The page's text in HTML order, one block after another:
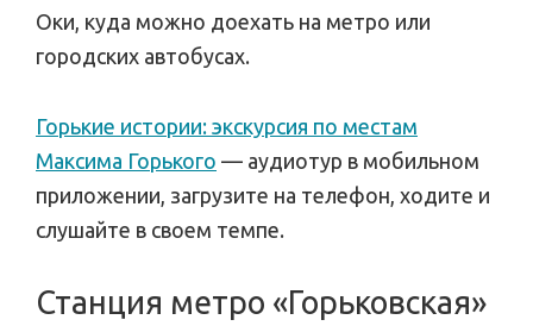
Оки, куда можно доехать на метро или
городских автобусах.
Горькие истории: экскурсия по местам
Максима Горького — аудиотур в мобильном
приложении, загрузите на телефон, ходите и
слушайте в своем темпе.
Станция метро «Горьковская»